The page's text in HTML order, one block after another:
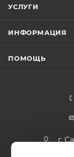
УСЛУГИ
ИНФОРМАЦИЯ
ПОМОЩЬ
г.